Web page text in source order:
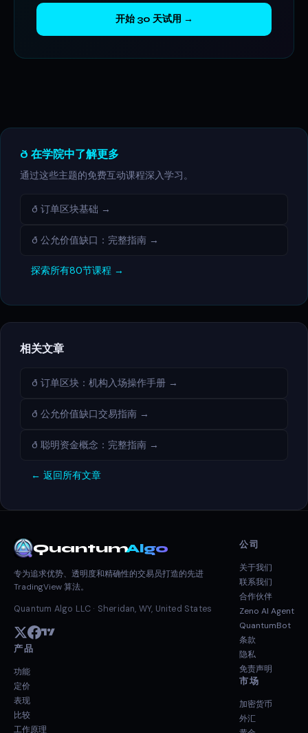
开始 30 天试用 →
ð 在学院中了解更多
通过这些主题的免费互动课程深入学习。
ð 订单区块基础 →
ð 公允价值缺口：完整指南 →
探索所有80节课程 →
相关文章
ð 订单区块：机构入场操作手册 →
ð 公允价值缺口交易指南 →
ð 聪明资金概念：完整指南 →
← 返回所有文章
QuantumAlgo
专为追求优势、透明度和精确性的交易员打造的先进
TradingView 算法。
Quantum Algo LLC · Sheridan, WY, United States
产品
功能
定价
表现
比较
工作原理
公司
关于我们
联系我们
合作伙伴
Zeno AI Agent
QuantumBot
条款
隐私
免责声明
市场
加密货币
外汇